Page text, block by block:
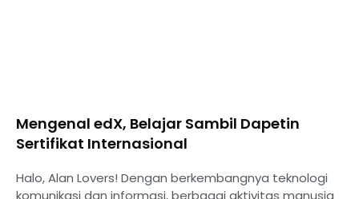
Mengenal edX, Belajar Sambil Dapetin
Sertifikat Internasional
Halo, Alan Lovers! Dengan berkembangnya teknologi
komunikasi dan informasi, berbagai aktivitas manusia